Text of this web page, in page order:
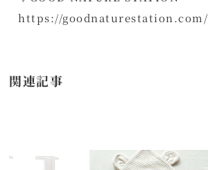
https://goodnaturestation.com/
関連記事